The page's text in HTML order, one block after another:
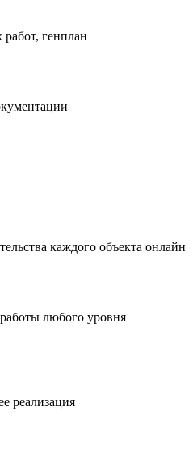
генплан
каждого объекта онлайн
любого уровня
реализация